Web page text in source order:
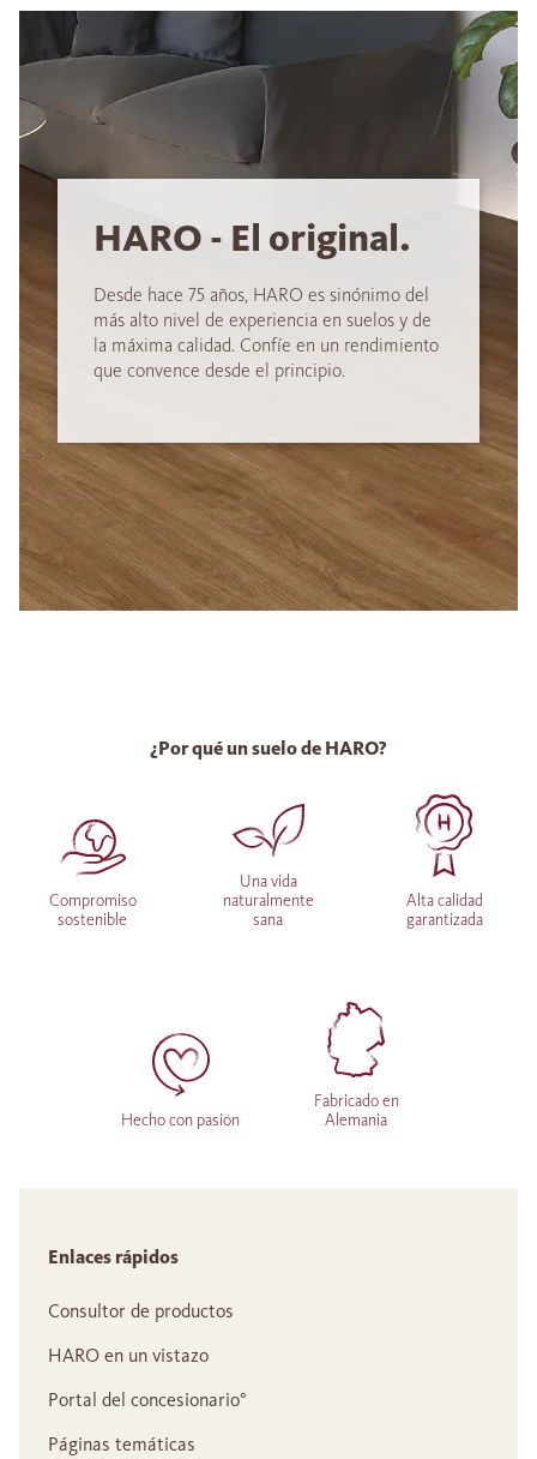
HARO - El original.
Desde hace 75 años, HARO es sinónimo del
más alto nivel de experiencia en suelos y de
la máxima calidad. Confíe en un rendimiento
que convence desde el principio.
¿Por qué un suelo de HARO?
Compromiso
sostenible
Una vida
naturalmente
sana
Alta calidad
garantizada
Hecho con pasión
Fabricado en
Alemania
Enlaces rápidos
Consultor de productos
HARO en un vistazo
Portal del concesionario°
Páginas temáticas